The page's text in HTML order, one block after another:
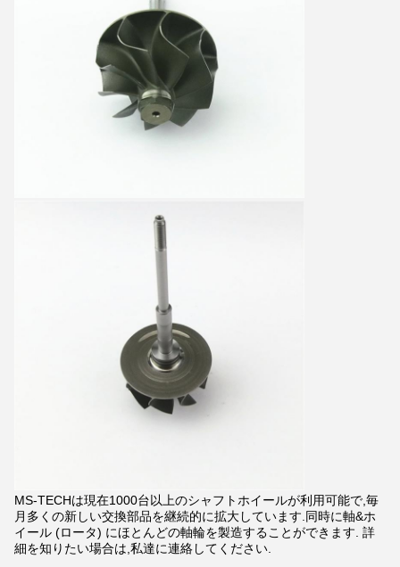
MS-TECHは現在1000台以上のシャフトホイールが利用可能で,毎
月多くの新しい交換部品を継続的に拡大しています.同時に軸&ホ
イール (ロータ) にほとんどの軸輪を製造することができます. 詳
細を知りたい場合は,私達に連絡してください.